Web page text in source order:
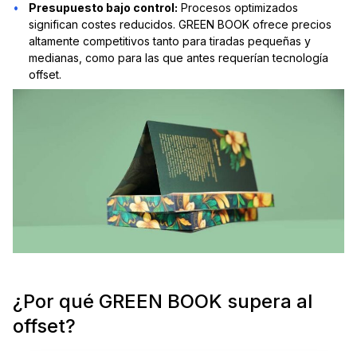
Presupuesto bajo control: Procesos optimizados
significan costes reducidos. GREEN BOOK ofrece precios
altamente competitivos tanto para tiradas pequeñas y
medianas, como para las que antes requerían tecnología
offset.
¿Por qué GREEN BOOK supera al
offset?